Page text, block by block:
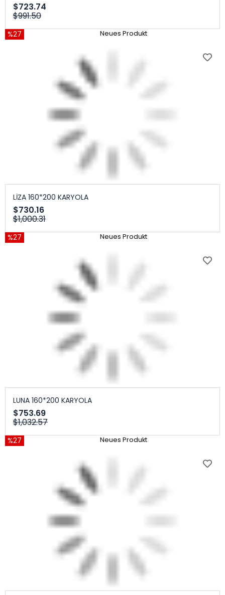
$723.74
$991.50
%27 Neues Produkt
LİZA 160*200 KARYOLA
$730.16
$1,000.31
%27 Neues Produkt
LUNA 160*200 KARYOLA
$753.69
$1,032.57
%27 Neues Produkt